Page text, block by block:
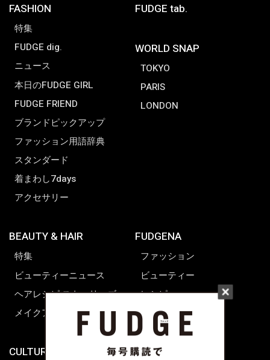
FASHION
特集
FUDGE dig.
ニュース
本日のFUDGE GIRL
FUDGE FRIEND
ブランドピックアップ
ファッション用語辞典
スタンダード
着まわし7days
アクセサリー
FUDGE tab.
WORLD SNAP
TOKYO
PARIS
LONDON
BEAUTY & HAIR
特集
ビューティーニュース
ヘアレシピ ストーリーズ
メイクアップティップス
CULTURE & LIFE
FUDGENA
ファッション
ビューティー
レシピ
ライフスタイル
海外生活